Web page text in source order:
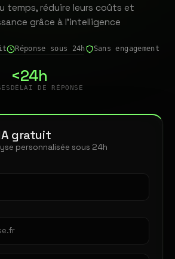
temps, réduire leurs coûts et
grâce à l'intelligence
Réponse sous 24h Sans engagement
<24h
DÉLAI DE RÉPONSE
gratuit
personnalisée sous 24h